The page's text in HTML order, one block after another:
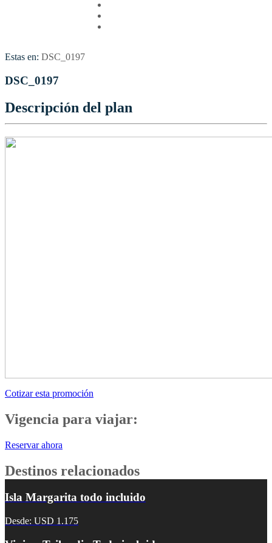
Estas en: DSC_0197
DSC_0197
Descripción del plan
Cotizar esta promoción
Vigencia para viajar:
Reservar ahora
Destinos relacionados
Isla Margarita todo incluido
Desde: USD 1.175